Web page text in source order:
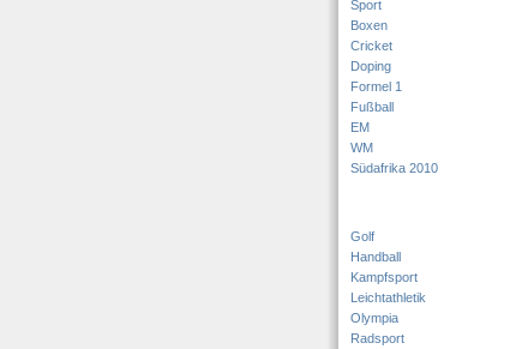
Sport
Boxen
Cricket
Doping
Formel 1
Fußball
EM
WM
Südafrika 2010
Golf
Handball
Kampfsport
Leichtathletik
Olympia
Radsport